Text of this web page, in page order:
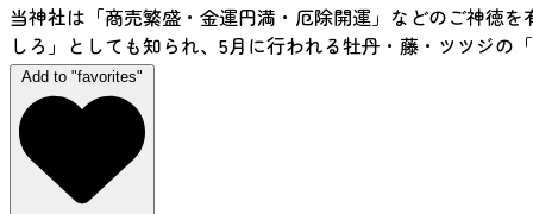
当神社は「商売繁盛・金運円満・厄除開運」などのご神徳
しろ」としても知られ、5月に行われる牡丹・藤・ツツジの
Add to "favorites"